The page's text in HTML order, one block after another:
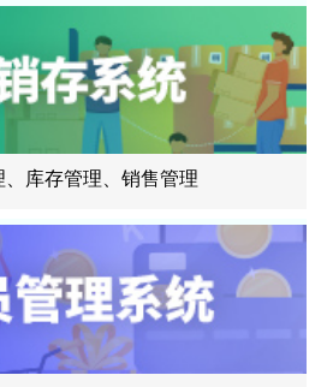
、库存管理、销售管理